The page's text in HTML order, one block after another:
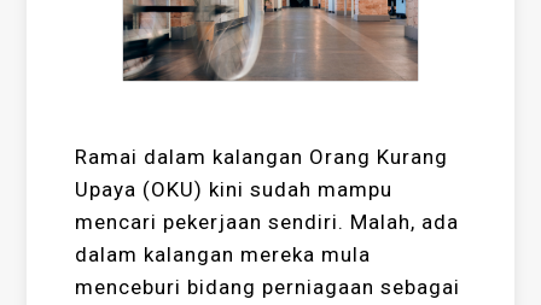
Ramai dalam kalangan Orang Kurang
Upaya (OKU) kini sudah mampu
mencari pekerjaan sendiri. Malah, ada
dalam kalangan mereka mula
menceburi bidang perniagaan sebagai